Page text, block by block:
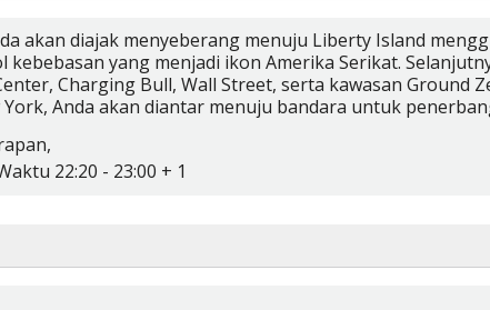
akan diajak menyeberang menuju Liberty Island
kebebasan yang menjadi ikon Amerika Serikat.
Charging Bull, Wall Street, serta kawasan Ground
Anda akan diantar menuju bandara untuk
22:20 - 23:00 + 1